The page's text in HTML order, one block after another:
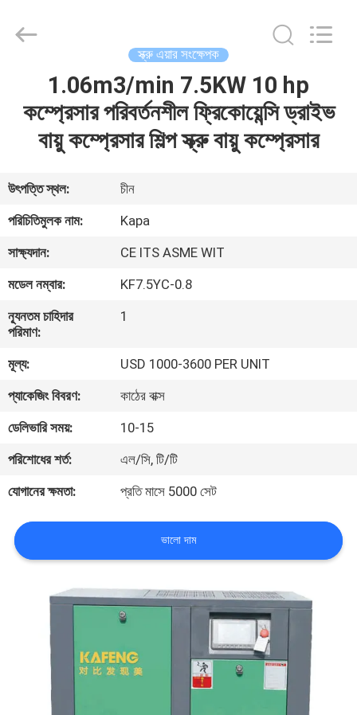
ভিডিও
সম্পর্কে
কারখানা
গুণমান
নিয়ন্ত্রণ
যোগাযোগ
Gas
Technology
স্ক্রু এয়ার সংক্ষেপক
1.06m3/min 7.5KW 10 hp
কম্প্রেসার পরিবর্তনশীল ফ্রিকোয়েন্সি ড্রাইভ
বায়ু কম্প্রেসার শিল্প স্ক্রু বায়ু কম্প্রেসার
উৎপত্তি স্থল:
চীন
পরিচিতিমুলক নাম:
Kapa
সাক্ষ্যদান:
CE ITS ASME WIT
মডেল নম্বার:
KF7.5YC-0.8
ন্যূনতম চাহিদার
পরিমাণ:
1
মূল্য:
USD 1000-3600 PER UNIT
প্যাকেজিং বিবরণ:
কাঠের বাক্স
ডেলিভারি সময়:
10-15
পরিশোধের শর্ত:
এল/সি, টি/টি
যোগানের ক্ষমতা:
প্রতি মাসে 5000 সেট
ভালো দাম